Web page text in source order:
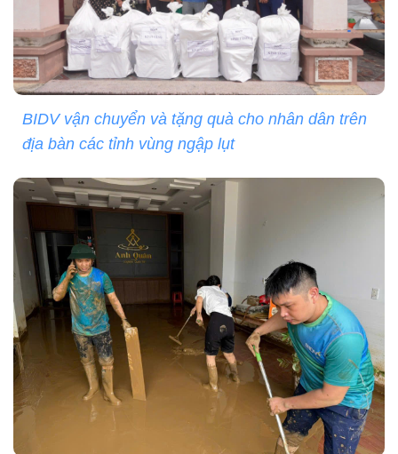
BIDV vận chuyển và tặng quà cho nhân dân trên
địa bàn các tỉnh vùng ngập lụt